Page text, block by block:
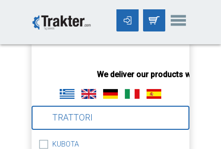
We deliver our products
TRATTORI
KUBOTA